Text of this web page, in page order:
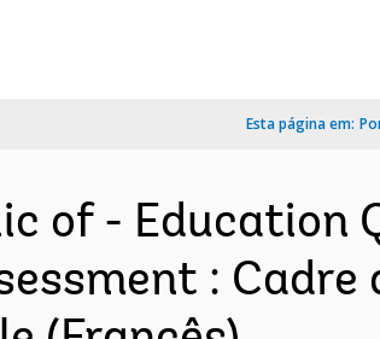
Esta página em:
of - Education
: Cadre